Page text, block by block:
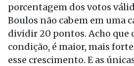
porcentagem dos votos
Boulos não cabem em uma
dividir 20 pontos. Acho que
condição, é maior, mais
esse crescimento. E as